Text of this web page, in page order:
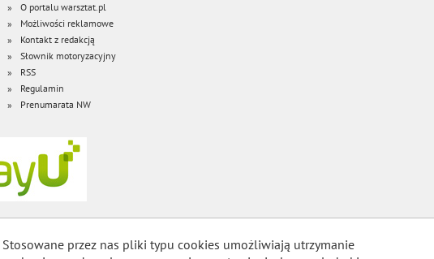
O portalu warsztat.pl
Możliwości reklamowe
Kontakt z redakcją
Słownik motoryzacyjny
RSS
Regulamin
Prenumarata NW
przez nas pliki typu cookies umożliwiają utrzymanie